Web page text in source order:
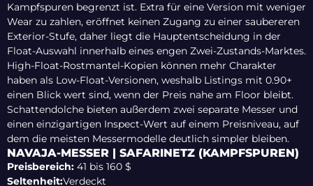
Kampfspuren begrenzt ist. Extra für eine Version mit weniger
Wear zu zahlen, eröffnet keinen Zugang zu einer saubereren
Exterior-Stufe, daher liegt die Hauptentscheidung in der
Float-Auswahl innerhalb eines engen Zwei-Zustands-Marktes.
High-Float-Rostmantel-Kopien können mehr Charakter
haben als Low-Float-Versionen, weshalb Listings mit 0.90+
einen Blick wert sind, wenn der Preis nahe am Floor bleibt.
Schattendolche bieten außerdem zwei separate Messer und
einen einzigartigen Inspect-Wert auf einem Preisniveau, auf
dem die meisten Messermodelle deutlich simpler bleiben.
NAVAJA-MESSER | SAFARINETZ (KAMPFSPUREN)
Preisbereich: 41 bis 160 $
Seltenheit:Verdeckt